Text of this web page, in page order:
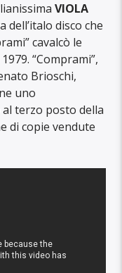
VIOLA
dell’italo disco che
cavalcò le
“Comprami”,
Brioschi,
uno
terzo posto della
di copie vendute